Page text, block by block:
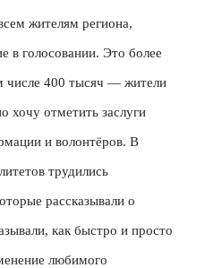
жителям региона,
в голосовании. Это более
числе 400 тысяч — жители
хочу отметить заслуги
и волонтёров. В
трудились
рассказывали о
как быстро и просто
любимого